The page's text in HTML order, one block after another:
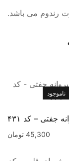
رندوم می باشد.
ناموجود
جفتی – کد ۴۳۱
45,300 تومان